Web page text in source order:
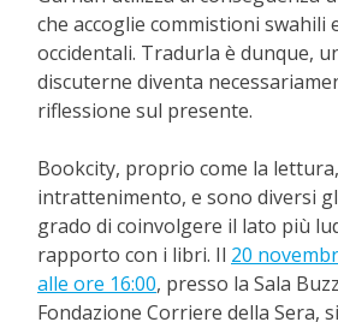
che accoglie commistioni swahili
occidentali. Tradurla è dunque,
discuterne diventa
riflessione sul presente.
Bookcity, proprio come la
intrattenimento, e sono diversi
grado di coinvolgere il lato più
rapporto con i libri. Il 20
alle ore 16:00, presso la Sala
Fondazione Corriere della Sera,